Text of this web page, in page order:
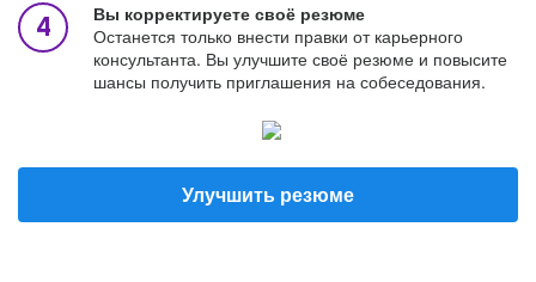
Вы корректируете своё резюме
Останется только внести правки от карьерного
консультанта. Вы улучшите своё резюме и повысите
шансы получить приглашения на собеседования.
Улучшить резюме